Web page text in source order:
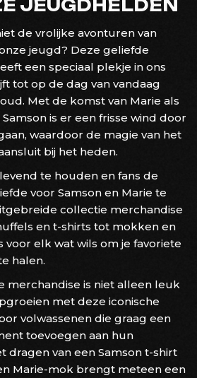
JEUGDHELDEN
de vrolijke avonturen van
jeugd? Deze geliefde
een speciaal plekje in ons
tot op de dag van vandaag
Met de komst van Marie als
is er een frisse wind door
waardoor de magie van het
bij het heden.
te houden en fans de
voor Samson en Marie te
collectie merchandise
en t-shirts tot mokken en
voor elk wat wils om je favoriete
halen.
merchandise is niet alleen leuk
met deze iconische
volwassenen die graag een
toevoegen aan hun
dragen van een Samson t-shirt
Marie-mok brengt meteen een